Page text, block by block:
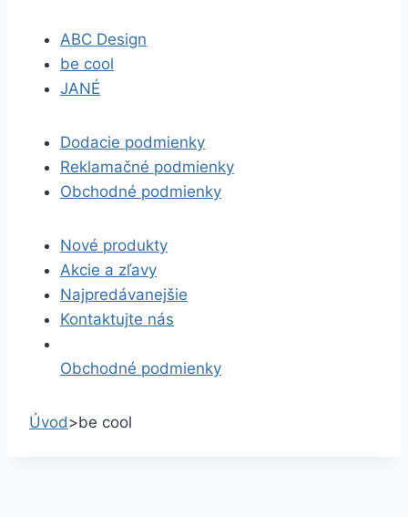
ABC Design
be cool
JANÉ
Dodacie podmienky
Reklamačné podmienky
Obchodné podmienky
Nové produkty
Akcie a zľavy
Najpredávanejšie
Kontaktujte nás
Obchodné podmienky
Úvod>be cool